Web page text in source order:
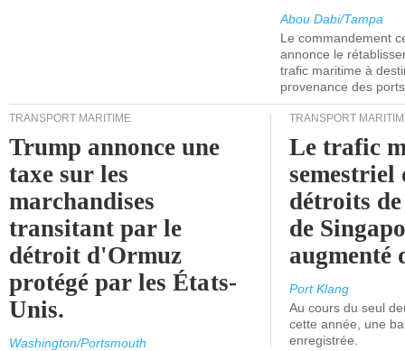
Abou Dabi/Tampa
Le commandement
annonce le
trafic maritime à
provenance des
TRANSPORT MARITIME
Trump annonce une
taxe sur les
marchandises
transitant par le
détroit d'Ormuz
protégé par les États-
Unis.
Washington/Portsmouth
TRANSPORT
Le trafic
semestriel
détroits
de
augmenté
Port Klang
Au cours du seul
cette année, une
enregistrée.